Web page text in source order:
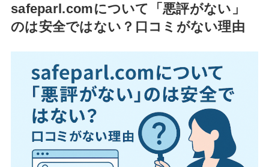
safeparl.comについて「悪評がない」
のは安全ではない？口コミがない理由